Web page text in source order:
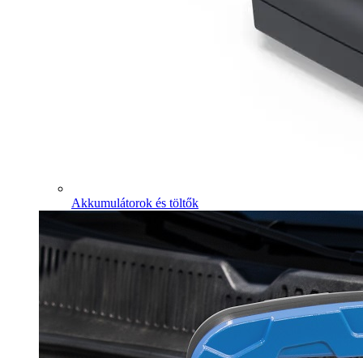
Akkumulátorok és töltők